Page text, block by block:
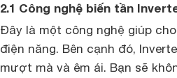
2.1 Công nghệ biến tần
Đây là một công nghệ giúp
điện năng. Bên cạnh đó,
mượt mà và êm ái. Bạn sẽ